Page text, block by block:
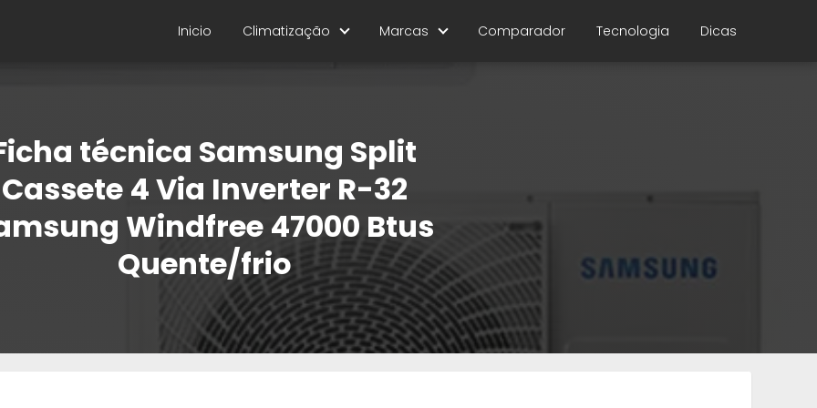
Inicio Climatização Marcas Comparador Tecnologia Dicas
técnica Samsung Split
Cassete 4 Via Inverter R-32
Windfree 47000 Btus
Quente/frio